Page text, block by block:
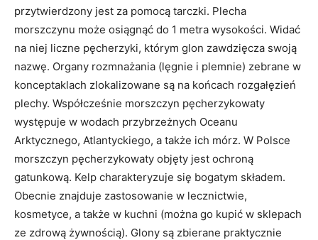
przytwierdzony jest za pomocą tarczki. Plecha
morszczynu może osiągnąć do 1 metra wysokości. Widać
na niej liczne pęcherzyki, którym glon zawdzięcza swoją
nazwę. Organy rozmnażania (lęgnie i plemnie) zebrane w
konceptaklach zlokalizowane są na końcach rozgałęzień
plechy. Współcześnie morszczyn pęcherzykowaty
występuje w wodach przybrzeżnych Oceanu
Arktycznego, Atlantyckiego, a także ich mórz. W Polsce
morszczyn pęcherzykowaty objęty jest ochroną
gatunkową. Kelp charakteryzuje się bogatym składem.
Obecnie znajduje zastosowanie w lecznictwie,
kosmetyce, a także w kuchni (można go kupić w sklepach
ze zdrową żywnością). Glony są zbierane praktycznie